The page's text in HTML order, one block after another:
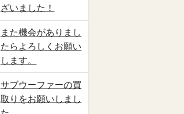
ざいました！
また機会がありまし
たらよろしくお願い
します。
サブウーファーの買
取りをお願いしまし